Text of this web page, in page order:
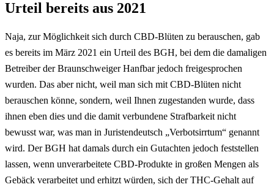
Urteil bereits aus 2021
Naja, zur Möglichkeit sich durch CBD-Blüten zu berauschen, gab
es bereits im März 2021 ein Urteil des BGH, bei dem die damaligen
Betreiber der Braunschweiger Hanfbar jedoch freigesprochen
wurden. Das aber nicht, weil man sich mit CBD-Blüten nicht
berauschen könne, sondern, weil Ihnen zugestanden wurde, dass
ihnen eben dies und die damit verbundene Strafbarkeit nicht
bewusst war, was man in Juristendeutsch „Verbotsirrtum“ genannt
wird. Der BGH hat damals durch ein Gutachten jedoch feststellen
lassen, wenn unverarbeitete CBD-Produkte in großen Mengen als
Gebäck verarbeitet und erhitzt würden, sich der THC-Gehalt auf